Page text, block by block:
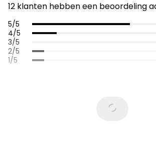
12 klanten hebben een beoordeling
5/5
4/5
3/5
2/5
1/5